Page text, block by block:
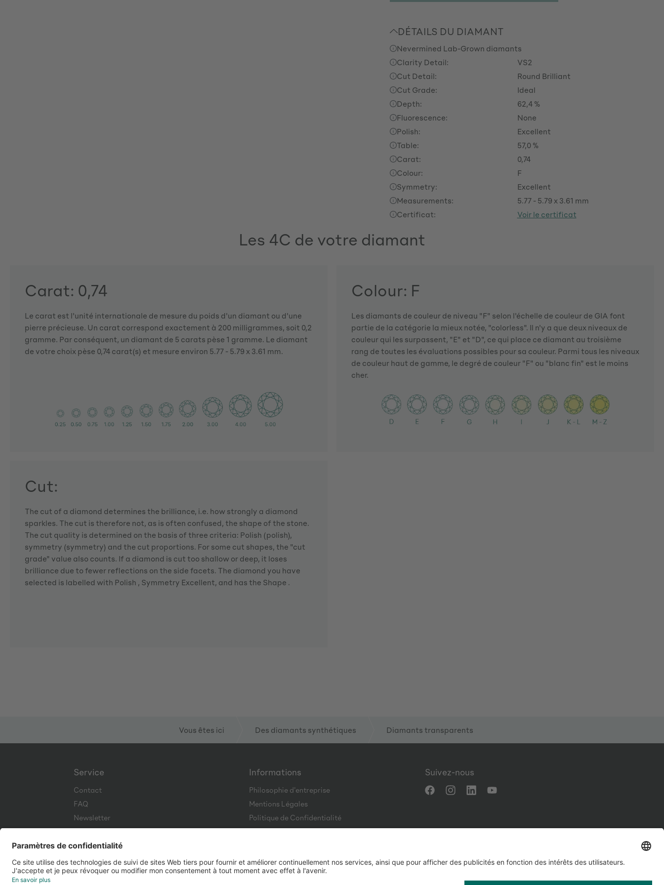
DÉTAILS DU DIAMANT
Nevermined Lab-Grown diamants
Clarity Detail:
VS2
Cut Detail:
Round Brilliant
Cut Grade:
Ideal
Depth:
62,4 %
Fluorescence:
None
Polish:
Excellent
Table:
57,0 %
Carat:
0,74
Colour:
F
Symmetry:
Excellent
Measurements:
5.77 - 5.79 x 3.61 mm
Certificat:
Voir le certificat
Les 4C de votre diamant
Carat: 0,74
Le carat est l'unité internationale de mesure du poids d'un diamant ou d'une
pierre précieuse. Un carat correspond exactement à 200 milligrammes, soit 0,2
gramme. Par conséquent, un diamant de 5 carats pèse 1 gramme. Le diamant
de votre choix pèse 0,74 carat(s) et mesure environ 5.77 - 5.79 x 3.61 mm.
Colour: F
Les diamants de couleur de niveau "F" selon l'échelle de couleur de GIA font
partie de la catégorie la mieux notée, "colorless". Il n'y a que deux niveaux de
couleur qui les surpassent, "E" et "D", ce qui place ce diamant au troisième
rang de toutes les évaluations possibles pour sa couleur. Parmi tous les niveaux
de couleur haut de gamme, le degré de couleur "F" ou "blanc fin" est le moins
cher.
Cut:
The cut of a diamond determines the brilliance, i.e. how strongly a diamond
sparkles. The cut is therefore not, as is often confused, the shape of the stone.
The cut quality is determined on the basis of three criteria: Polish (polish),
symmetry (symmetry) and the cut proportions. For some cut shapes, the "cut
grade" value also counts. If a diamond is cut too shallow or deep, it loses
brilliance due to fewer reflections on the side facets. The diamond you have
selected is labelled with Polish , Symmetry Excellent, and has the Shape .
Vous êtes ici Des diamants synthétiques Diamants transparents
Service
Contact
FAQ
Newsletter
Corporate Website
Informations
Philosophie d'entreprise
Mentions Légales
Politique de Confidentialité
CGV
Suivez-nous